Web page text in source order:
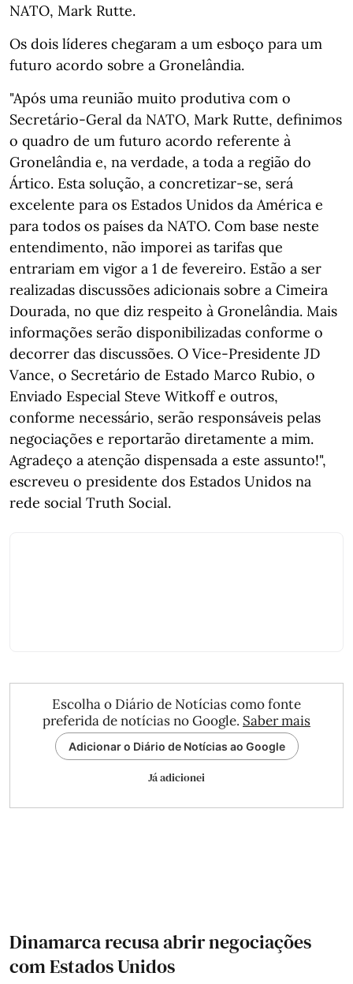
NATO, Mark Rutte.
Os dois líderes chegaram a um esboço para um
futuro acordo sobre a Gronelândia.
"Após uma reunião muito produtiva com o
Secretário-Geral da NATO, Mark Rutte, definimos
o quadro de um futuro acordo referente à
Gronelândia e, na verdade, a toda a região do
Ártico. Esta solução, a concretizar-se, será
excelente para os Estados Unidos da América e
para todos os países da NATO. Com base neste
entendimento, não imporei as tarifas que
entrariam em vigor a 1 de fevereiro. Estão a ser
realizadas discussões adicionais sobre a Cimeira
Dourada, no que diz respeito à Gronelândia. Mais
informações serão disponibilizadas conforme o
decorrer das discussões. O Vice-Presidente JD
Vance, o Secretário de Estado Marco Rubio, o
Enviado Especial Steve Witkoff e outros,
conforme necessário, serão responsáveis ​​pelas
negociações e reportarão diretamente a mim.
Agradeço a atenção dispensada a este assunto!",
escreveu o presidente dos Estados Unidos na
rede social Truth Social.
Escolha o Diário de Notícias como fonte
preferida de notícias no Google. Saber mais
Adicionar o Diário de Notícias ao Google
Já adicionei
Dinamarca recusa abrir negociações
com Estados Unidos